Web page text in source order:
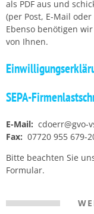
als PDF aus und
(per Post, E-Mail oder
Ebenso benötigen
von Ihnen.
SEPA-
E-Mail: cdoerr@gvo-
Fax: 07720 955 679-
Bitte beachten Sie
Formular.